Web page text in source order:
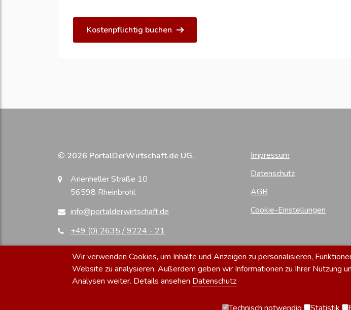
Kostenpflichtig buchen
© 2026 PortalDerWirtschaft.de UG.
Arienheller Straße 10
56598 Rheinbrohl
info@portalderwirtschaft.de
+49 (0) 2635 / 9224 - 21
Impressum
Datenschutz
AGB
Cookie-Einstellungen
Wir verwenden Cookies, um Inhalte und Anzeigen zu personalisieren,
Website zu analysieren. Außerdem geben wir Informationen zu Ihrer Nutzung
Analysen weiter. Details ansehen Datenschutz